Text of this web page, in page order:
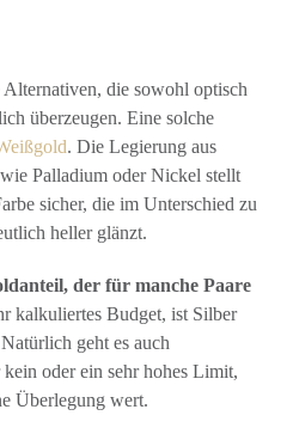
die sowohl optisch
überzeugen. Eine solche
. Die Legierung aus
Palladium oder Nickel stellt
sicher, die im Unterschied zu
heller glänzt.
der für manche Paare
kalkuliertes Budget, ist Silber
geht es auch
oder ein sehr hohes Limit,
Überlegung wert.